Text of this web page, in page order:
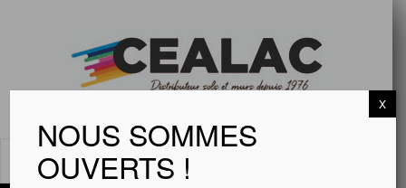
NOUS SOMMES
OUVERTS !
X